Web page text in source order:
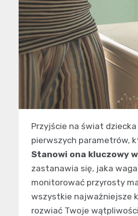
Przyjście na świat
pierwszych parametrów,
Stanowi ona kluczowy
zastanawia się, jaka
monitorować przyrosty
wszystkie najważniejsze
rozwiać Twoje